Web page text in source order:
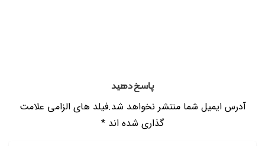
پاسخ دهید
آدرس ایمیل شما منتشر نخواهد شد.فیلد های الزامی علامت
گذاری شده اند *